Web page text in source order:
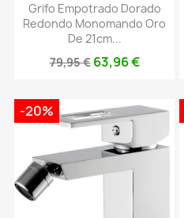
Grifo Empotrado Dorado
Redondo Monomando Oro
De 21cm...
79,95 € 63,96 €
-20%